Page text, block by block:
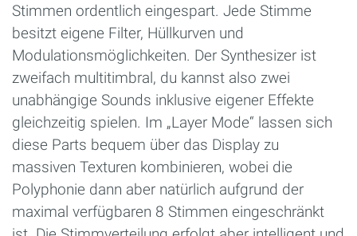
Stimmen ordentlich eingespart. Jede Stimme
besitzt eigene Filter, Hüllkurven und
Modulationsmöglichkeiten. Der Synthesizer ist
zweifach multitimbral, du kannst also zwei
unabhängige Sounds inklusive eigener Effekte
gleichzeitig spielen. Im „Layer Mode“ lassen sich
diese Parts bequem über das Display zu
massiven Texturen kombinieren, wobei die
Polyphonie dann aber natürlich aufgrund der
maximal verfügbaren 8 Stimmen eingeschränkt